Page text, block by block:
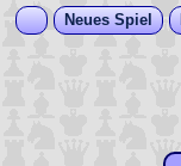
Neues Spiel